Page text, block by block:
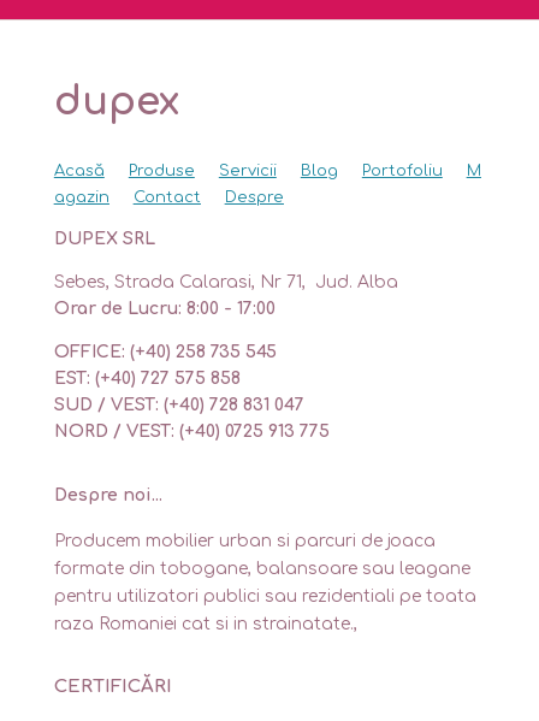
dupex
Acasă Produse Servicii Blog Portofoliu
M
agazin
Contact Despre
DUPEX SRL
Sebes, Strada Calarasi, Nr 71, Jud. Alba
Orar de Lucru: 8:00 - 17:00
OFFICE: (+40) 258 735 545
EST: (+40) 727 575 858
SUD / VEST: (+40) 728 831 047
NORD / VEST: (+40) 0725 913 775
Despre noi...
Producem mobilier urban si parcuri de joaca
formate din tobogane, balansoare sau leagane
pentru utilizatori publici sau rezidentiali pe toata
raza Romaniei cat si in strainatate.,
CERTIFICĂRI